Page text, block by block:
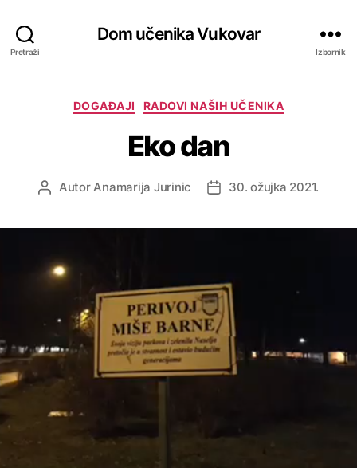
Pretraži
Dom učenika Vukovar
Izbornik
DOGAĐAJI RADOVI NAŠIH UČENIKA
Eko dan
Autor Anamarija Jurinic 30. ožujka 2021.